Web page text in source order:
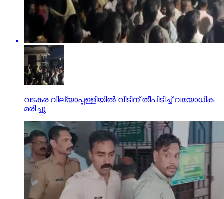
വടകര വില്യാപ്പള്ളിയിൽ വീടിന് തീപിടിച്ച് വയോധിക
മരിച്ചു